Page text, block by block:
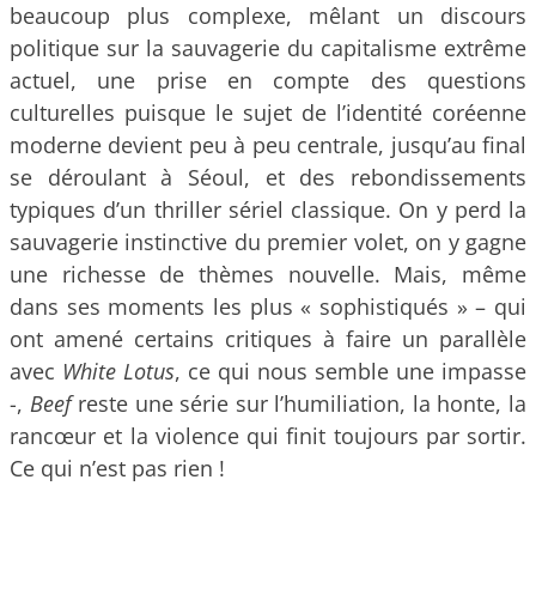
beaucoup plus complexe, mêlant un discours
politique sur la sauvagerie du capitalisme extrême
actuel, une prise en compte des questions
culturelles puisque le sujet de l’identité coréenne
moderne devient peu à peu centrale, jusqu’au final
se déroulant à Séoul, et des rebondissements
typiques d’un thriller sériel classique. On y perd la
sauvagerie instinctive du premier volet, on y gagne
une richesse de thèmes nouvelle. Mais, même
dans ses moments les plus « sophistiqués » – qui
ont amené certains critiques à faire un parallèle
avec White Lotus, ce qui nous semble une impasse
-, Beefreste une série sur l’humiliation, la honte, la
rancœur et la violence qui finit toujours par sortir.
Ce qui n’est pas rien !